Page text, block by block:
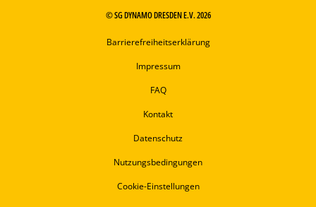
© SG DYNAMO DRESDEN E.V. 2026
Barrierefreiheitserklärung
Impressum
FAQ
Kontakt
Datenschutz
Nutzungsbedingungen
Cookie-Einstellungen